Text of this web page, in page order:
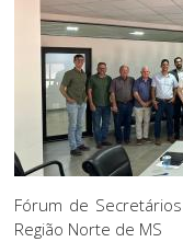
Fórum de
Região Norte de MS